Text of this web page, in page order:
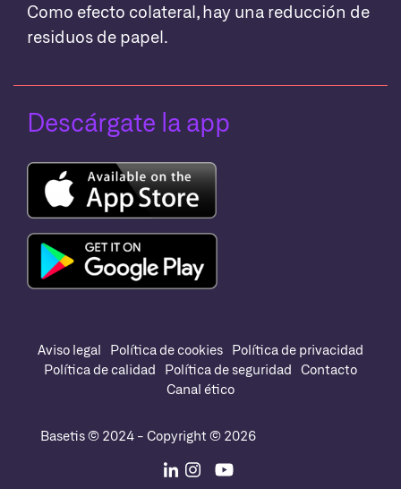
Como efecto colateral, hay una reducción de
residuos de papel.
Descárgate la app
Aviso legal Política de cookies
Política de privacidad
Política de calidad
Política de seguridad
Contacto
Canal ético
Basetis © 2024 - Copyright © 2026